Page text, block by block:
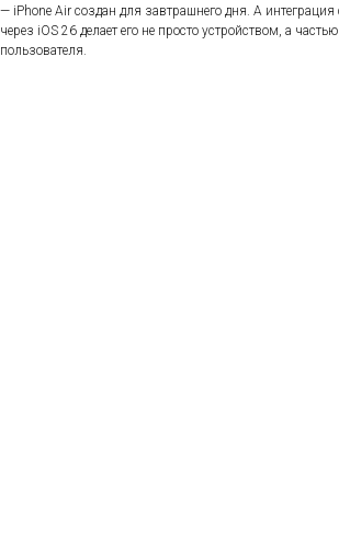
— iPhone Air создан для завтрашнего дня. А интеграция
через iOS 26 делает его не просто устройством, а
пользователя.